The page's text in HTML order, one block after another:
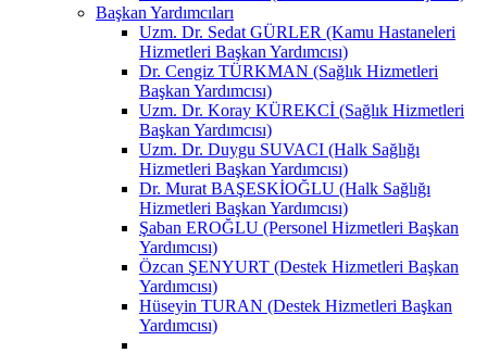
Başkan Yardımcıları
Uzm. Dr. Sedat GÜRLER (Kamu Hastaneleri
Hizmetleri Başkan Yardımcısı)
Dr. Cengiz TÜRKMAN (Sağlık Hizmetleri
Başkan Yardımcısı)
Uzm. Dr. Koray KÜREKCİ (Sağlık Hizmetleri
Başkan Yardımcısı)
Uzm. Dr. Duygu SUVACI (Halk Sağlığı
Hizmetleri Başkan Yardımcısı)
Dr. Murat BAŞESKİOĞLU (Halk Sağlığı
Hizmetleri Başkan Yardımcısı)
Şaban EROĞLU (Personel Hizmetleri Başkan
Yardımcısı)
Özcan ŞENYURT (Destek Hizmetleri Başkan
Yardımcısı)
Hüseyin TURAN (Destek Hizmetleri Başkan
Yardımcısı)